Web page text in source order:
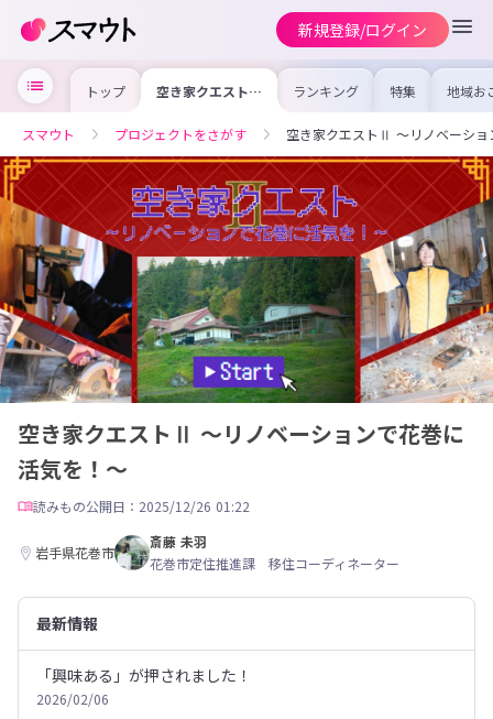
新規登録/ログイン
トップ 空き家クエストⅡ
～リノベーション
～
ランキング 特集 地域お
の求
を集め
事内容
を比較
合った
けよう
スマウト プロジェクトをさがす 空き家クエストⅡ ～リノベーショ
空き家クエストⅡ ～リノベーションで花巻に
活気を！～
読みもの公開日：2025/12/26 01:22
岩手県花巻市
斎藤 未羽
花巻市定住推進課 移住コーディネーター
最新情報
「興味ある」が押されました！
2026/02/06